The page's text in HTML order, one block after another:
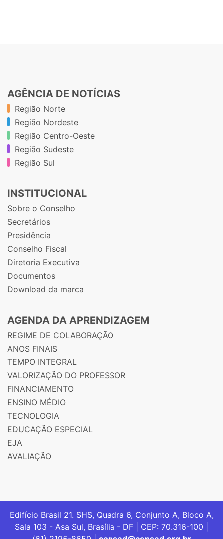
AGÊNCIA DE NOTÍCIAS
Região Norte
Região Nordeste
Região Centro-Oeste
Região Sudeste
Região Sul
INSTITUCIONAL
Sobre o Conselho
Secretários
Presidência
Conselho Fiscal
Diretoria Executiva
Documentos
Download da marca
AGENDA DA APRENDIZAGEM
REGIME DE COLABORAÇÃO
ANOS FINAIS
TEMPO INTEGRAL
VALORIZAÇÃO DO PROFESSOR
FINANCIAMENTO
ENSINO MÉDIO
TECNOLOGIA
EDUCAÇÃO ESPECIAL
EJA
AVALIAÇÃO
Edifício Brasil 21. SHS, Quadra 6, Conjunto A, Bloco A,
Sala 103 - Asa Sul, Brasília - DF | CEP: 70.316-100 |